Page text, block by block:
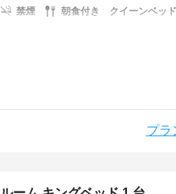
禁煙 朝食付き
クイーンベッ
プラ